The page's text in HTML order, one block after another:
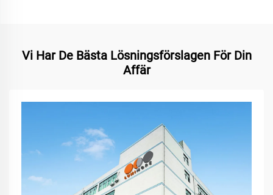
Vi Har De Bästa Lösningsförslagen För Din
Affär